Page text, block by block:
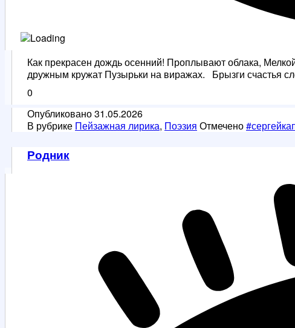
Как прекрасен дождь осенний! Проплывают облака,
дружным кружат Пузырьки на виражах. Брызги счастья
0
Опубликовано31.05.2026
В рубрике Пейзажная лирика, Поэзия Отмечено
Родник